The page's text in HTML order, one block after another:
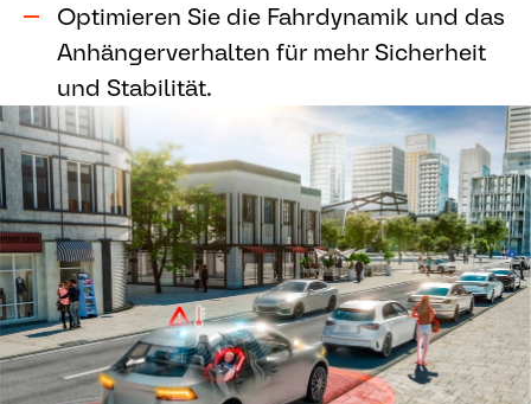
Optimieren Sie die Fahrdynamik und das
Anhängerverhalten für mehr Sicherheit
und Stabilität.